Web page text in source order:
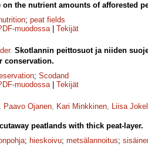
the nutrient amounts of afforested
; peat fields
muodossa| Tekijät
. Skotlannin peittosuot ja niiden
conservation.
; Scodand
muodossa| Tekijät
, Paavo Ojanen, Kari Minkkinen, Liisa
peatlands with thick peat-layer.
; hieskoivu; metsälannoitus;